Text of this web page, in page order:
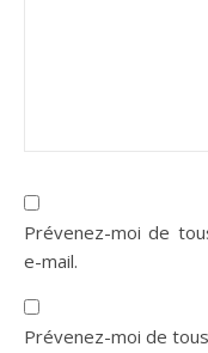
Prévenez-moi de
e-mail.
Prévenez-moi de